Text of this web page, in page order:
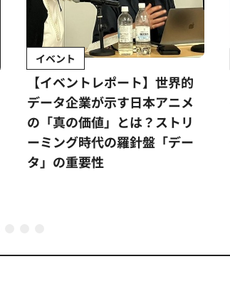
イベント
【イベントレポート】世界的
データ企業が示す日本アニメ
の「真の価値」とは？ストリ
ーミング時代の羅針盤「デー
タ」の重要性